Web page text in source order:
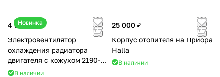
Новинка
4 550 ₽
Электровентилятор
охлаждения радиатора
двигателя с кожухом 2190-
2194 н/о с кондиционером
В наличии
25 000 ₽
Корпус отопителя на Приора
Halla
В наличии